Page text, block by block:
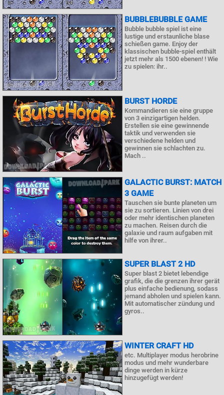
BUBBLEBUBBLE GAME
Bubble bubble spiel ist eine
lustige und erstaunliche blase
schießen game. Enjoy der
klassischen bubble-spiel enthält
jetzt mehr als 1500 ebenen! ! Wie
zu spielen: ihr..
BURST HORDE
Kommandieren sie eine gruppe
von 3 einzigartigen helden.
Erstellen sie eine gewinnende
taktik und verwenden sie
verschiedene helden und
gewinnen sie schlachten zu.
Mach ..
GALACTIC BURST: MATCH
3 GAME
Tauschen sie bunte planeten um
sie zu sortieren. Linien von drei
oder mehr identischen planeten
zu machen. Reisen durch die
galaxie und raum aufgaben mit
hilfe von ihrer..
SUPER BLAST 2 HD
Super blast 2 bietet lebendige
grafik, die die grenzen ihrer gerät
plus einfache bedienung, sodass
jemand abholen und spielen kann.
Mit automatischer zündung und
gyros..
WINTER CRAFT HD
etc. Multiplayer modus herobrine
modus und mehr wunderbare
dinge werden in kürze
hinzugefügt werden!